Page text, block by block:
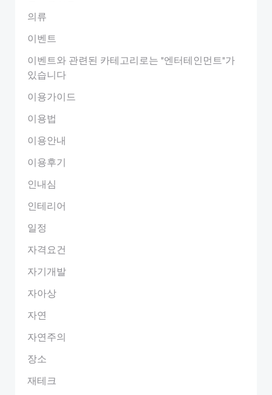
의류
이벤트
이벤트와 관련된 카테고리로는 "엔터테인먼트"가
있습니다
이용가이드
이용법
이용안내
이용후기
인내심
인테리어
일정
자격요건
자기개발
자아상
자연
자연주의
장소
재테크